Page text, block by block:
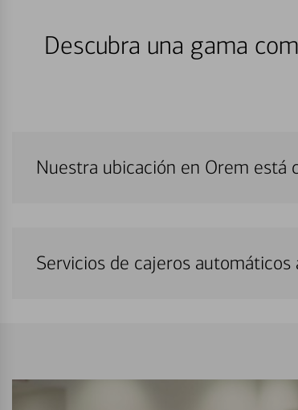
Descubra una gama
Nuestra ubicación en Orem está
Servicios de cajeros